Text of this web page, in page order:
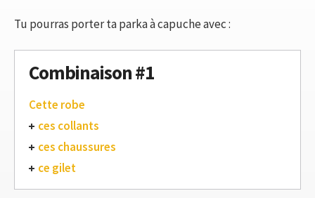
Tu pourras porter ta parka à capuche avec :
Combinaison #1
Cette robe
ces collants
ces chaussures
ce gilet